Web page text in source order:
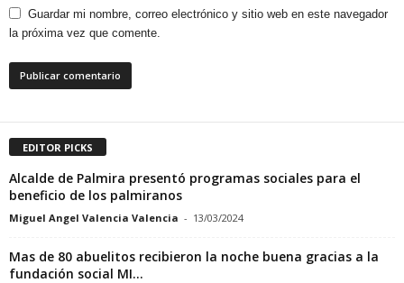
Guardar mi nombre, correo electrónico y sitio web en este navegador
la próxima vez que comente.
EDITOR PICKS
Alcalde de Palmira presentó programas sociales para el
beneficio de los palmiranos
Miguel Angel Valencia Valencia - 13/03/2024
Mas de 80 abuelitos recibieron la noche buena gracias a la
fundación social MI...